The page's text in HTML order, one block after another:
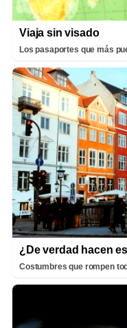
Viaja sin visado
Los pasaportes que más
¿De verdad hacen
Costumbres que rompen